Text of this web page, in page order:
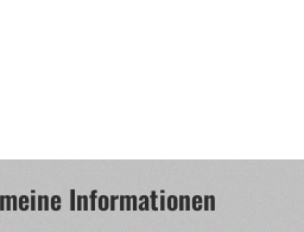
Informationen